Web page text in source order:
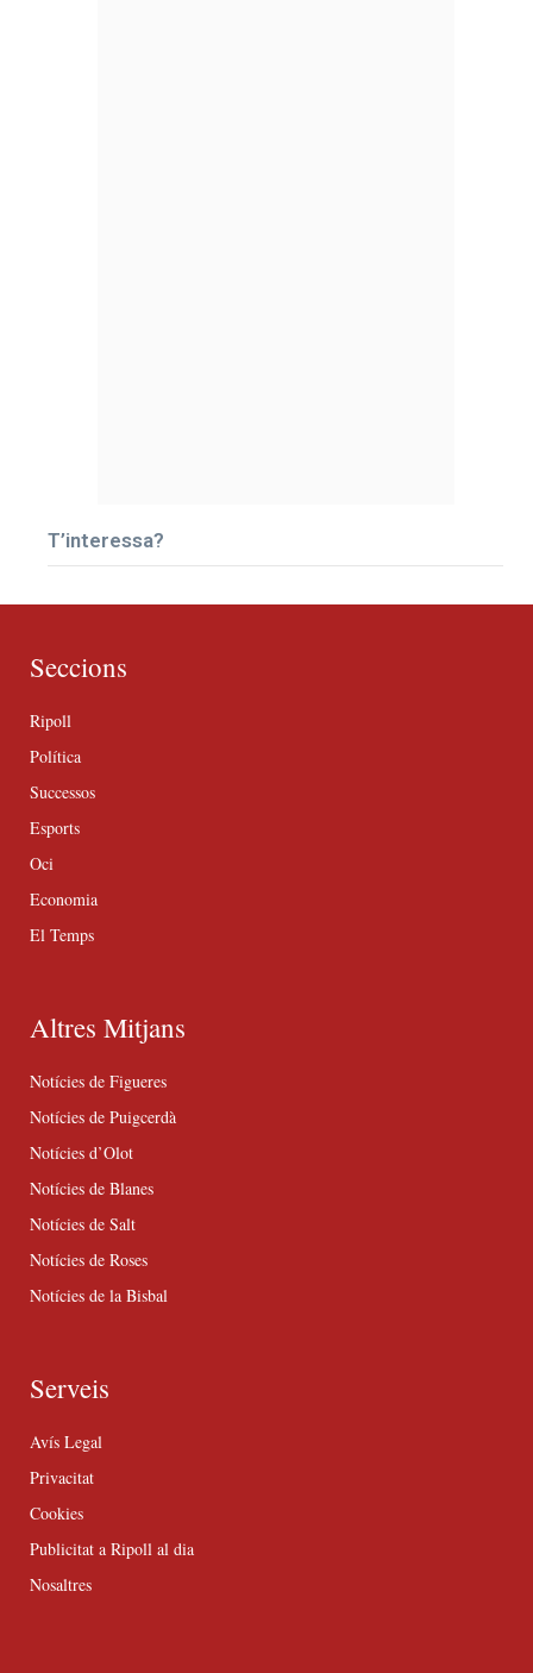
T’interessa?
Seccions
Ripoll
Política
Successos
Esports
Oci
Economia
El Temps
Altres Mitjans
Notícies de Figueres
Notícies de Puigcerdà
Notícies d’Olot
Notícies de Blanes
Notícies de Salt
Notícies de Roses
Notícies de la Bisbal
Serveis
Avís Legal
Privacitat
Cookies
Publicitat a Ripoll al dia
Nosaltres